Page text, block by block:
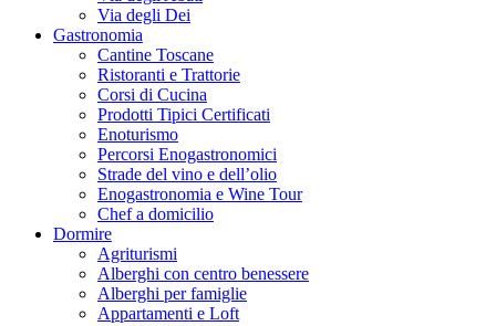
Via degli Dei
Gastronomia
Cantine Toscane
Ristoranti e Trattorie
Corsi di Cucina
Prodotti Tipici Certificati
Enoturismo
Percorsi Enogastronomici
Strade del vino e dell’olio
Enogastronomia e Wine Tour
Chef a domicilio
Dormire
Agriturismi
Alberghi con centro benessere
Alberghi per famiglie
Appartamenti e Loft